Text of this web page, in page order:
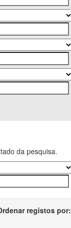
da pesquisa.
registos por: